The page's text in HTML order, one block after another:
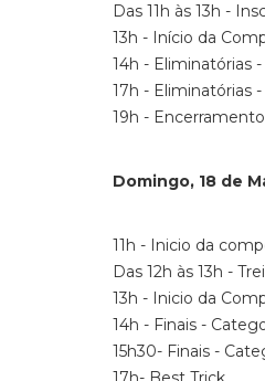
Das 11h às 13h -
13h - Início da
14h - Eliminatórias
17h - Eliminatórias
19h -
Domingo, 18 de
11h - Inicio da
Das 12h às 13h -
13h - Inicio da
14h - Finais -
15h30- Finais -